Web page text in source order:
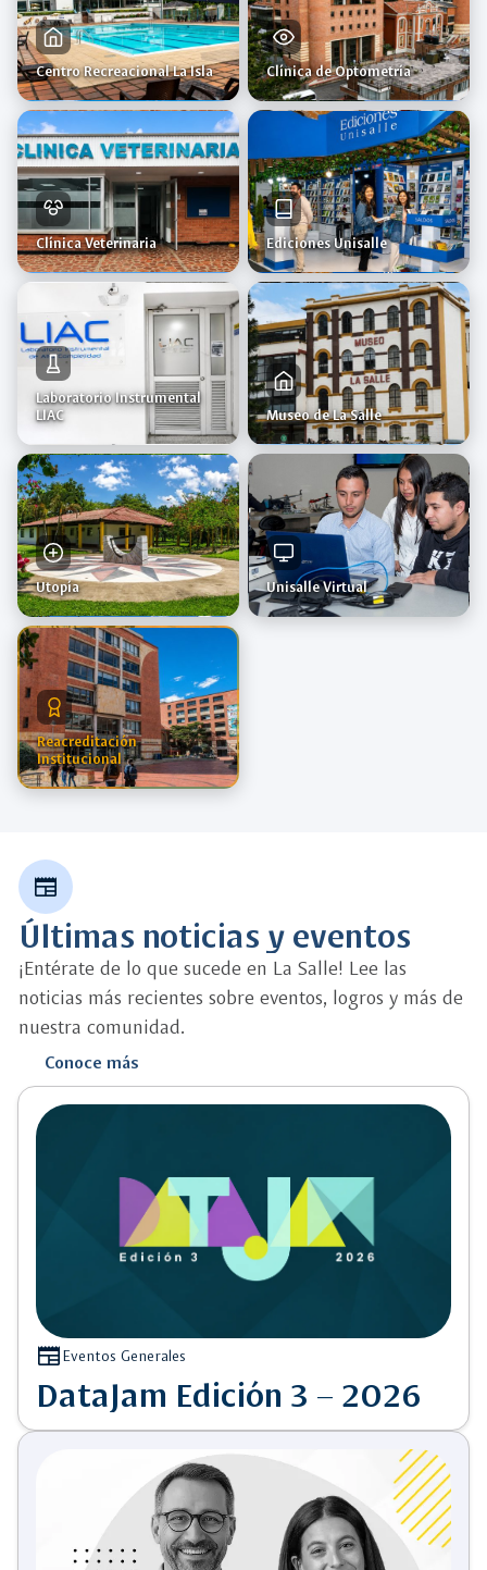
Centro Recreacional La Isla Clínica de Optometría
Clínica Veterinaria Ediciones Unisalle
Laboratorio Instrumental
LIAC
Museo de La Salle
Utopía Unisalle Virtual
Reacreditación
Institucional
newspaper
Últimas noticias y eventos
¡Entérate de lo que sucede en La Salle! Lee las
noticias más recientes sobre eventos, logros y más de
nuestra comunidad.
Conoce más
newspaperEventos Generales
DataJam Edición 3 – 2026